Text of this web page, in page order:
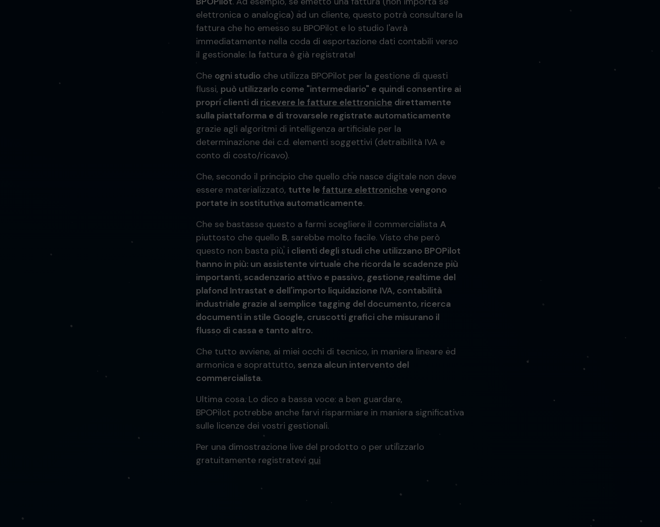
elettronica o analogica) ad un cliente, questo potrà consultare la
fattura che ho emesso su BPOPilot e lo studio l'avrà
immediatamente nella coda di esportazione dati contabili verso
il gestionale: la fattura è già registrata!
Che ogni studio che utilizza BPOPilot per la gestione di questi
flussi, può utilizzarlo come "intermediario" e quindi consentire ai
propri clienti di ricevere le fatture elettroniche direttamente
sulla piattaforma e di trovarsele registrate automaticamente
grazie agli algoritmi di intelligenza artificiale per la
determinazione dei c.d. elementi soggettivi (detraibilità IVA e
conto di costo/ricavo).
Che, secondo il principio che quello che nasce digitale non deve
essere materializzato, tutte le fatture elettroniche vengono
portate in sostitutiva automaticamente.
Che se bastasse questo a farmi scegliere il commercialista A
piuttosto che quello B, sarebbe molto facile. Visto che però
questo non basta più, i clienti degli studi che utilizzano BPOPilot
hanno in più: un assistente virtuale che ricorda le scadenze più
importanti, scadenzario attivo e passivo, gestione realtime del
plafond Intrastat e dell'importo liquidazione IVA, contabilità
industriale grazie al semplice tagging del documento, ricerca
documenti in stile Google, cruscotti grafici che misurano il
flusso di cassa e tanto altro.
Che tutto avviene, ai miei occhi di tecnico, in maniera lineare ed
armonica e soprattutto, senza alcun intervento del
commercialista.
Ultima cosa. Lo dico a bassa voce: a ben guardare,
BPOPilot potrebbe anche farvi risparmiare in maniera significativa
sulle licenze dei vostri gestionali.
Per una dimostrazione live del prodotto o per utilizzarlo
gratuitamente registratevi qui